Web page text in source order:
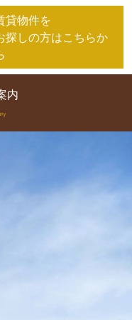
貸物件を
探しの方はこちらか
内